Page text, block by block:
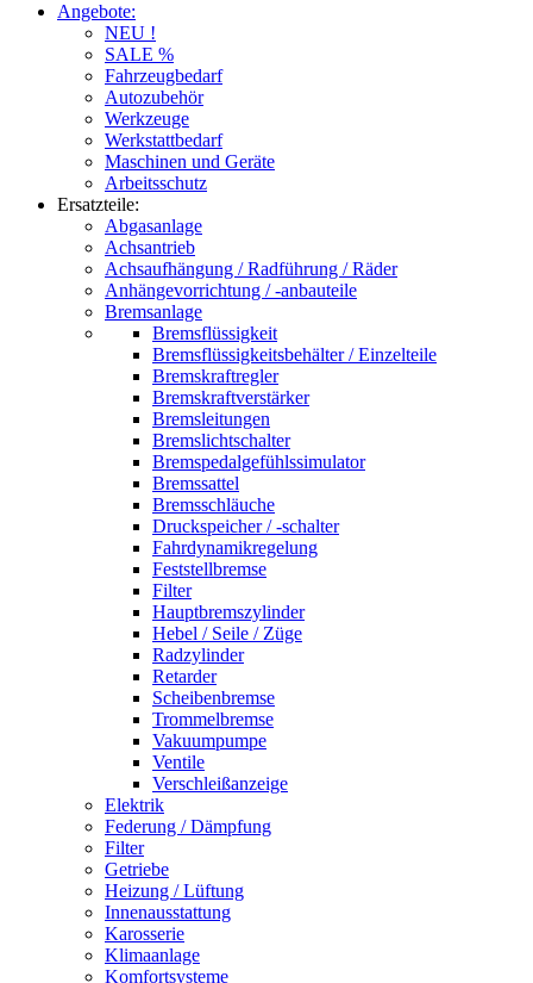
Angebote:
NEU !
SALE %
Fahrzeugbedarf
Autozubehör
Werkzeuge
Werkstattbedarf
Maschinen und Geräte
Arbeitsschutz
Ersatzteile:
Abgasanlage
Achsantrieb
Achsaufhängung / Radführung / Räder
Anhängevorrichtung / -anbauteile
Bremsanlage
Bremsflüssigkeit
Bremsflüssigkeitsbehälter / Einzelteile
Bremskraftregler
Bremskraftverstärker
Bremsleitungen
Bremslichtschalter
Bremspedalgefühlssimulator
Bremssattel
Bremsschläuche
Druckspeicher / -schalter
Fahrdynamikregelung
Feststellbremse
Filter
Hauptbremszylinder
Hebel / Seile / Züge
Radzylinder
Retarder
Scheibenbremse
Trommelbremse
Vakuumpumpe
Ventile
Verschleißanzeige
Elektrik
Federung / Dämpfung
Filter
Getriebe
Heizung / Lüftung
Innenausstattung
Karosserie
Klimaanlage
Komfortsysteme